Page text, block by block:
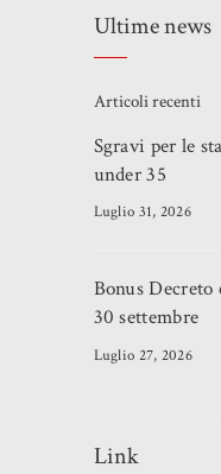
Ultime news
Articoli recenti
Sgravi per le
under 35
Luglio 31, 2026
Bonus
30 settembre
Luglio 27, 2026
Link